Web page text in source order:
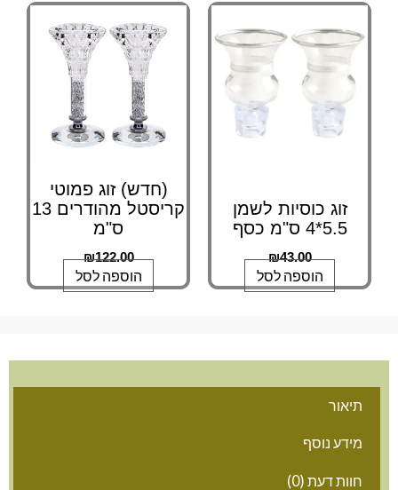
זוג כוסיות לשמן
₪43.00
הוספה לסל
(חדש) זוג פמוטי
קריסטל מהודרים 13
₪122.00
הוספה לסל
נוסף
דעת (0)